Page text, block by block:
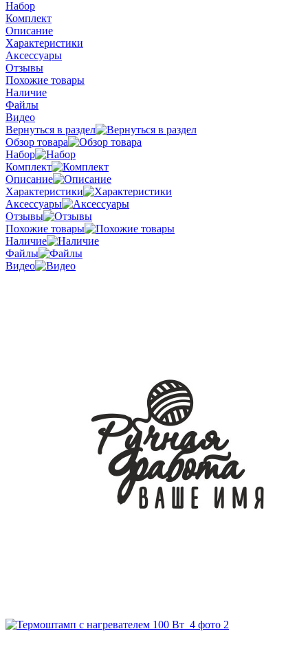
Набор
Комплект
Описание
Характеристики
Аксессуары
Отзывы
Похожие товары
Наличие
Файлы
Видео
Вернуться в раздел
Обзор товара
Набор
Комплект
Описание
Характеристики
Аксессуары
Отзывы
Похожие товары
Наличие
Файлы
Видео